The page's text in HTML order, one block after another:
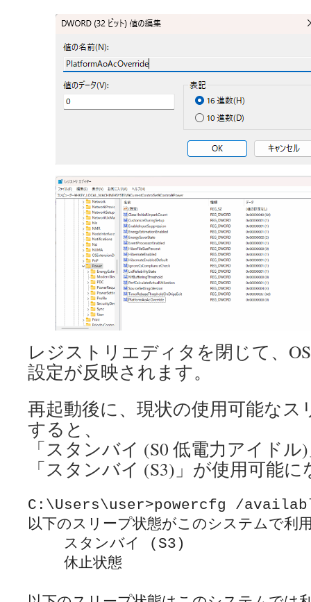
レジストリエディタを閉じて、
設定が反映されます。
再起動後に、現状の使用可能なス
すると、
「スタンバイ (S0 低電力アイド
「スタンバイ (S3)」が使用可能
C:\Users\user>powercfg /
以下のスリープ状態がこのシステムで利